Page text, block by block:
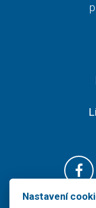
Nastavení